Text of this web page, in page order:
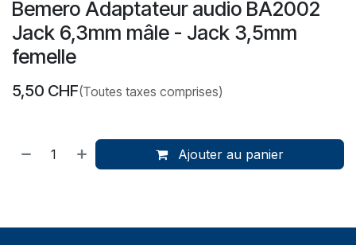
Bemero Adaptateur audio BA2002
Jack 6,3mm mâle - Jack 3,5mm
femelle
5,50 CHF(Toutes taxes comprises)
Ajouter au panier